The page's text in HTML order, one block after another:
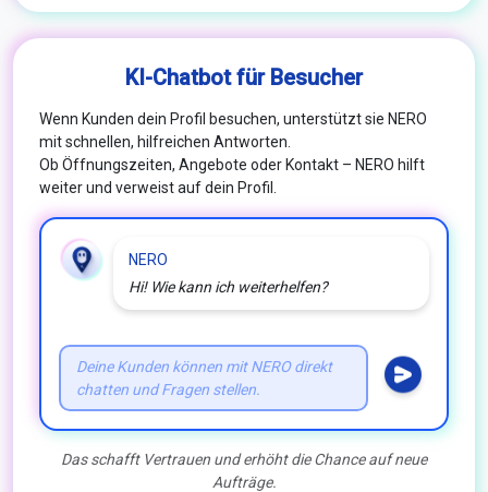
KI-Chatbot für Besucher
Wenn Kunden dein Profil besuchen, unterstützt sie NERO
mit schnellen, hilfreichen Antworten.
Ob Öffnungszeiten, Angebote oder Kontakt – NERO hilft
weiter und verweist auf dein Profil.
NERO
Hi! Wie kann ich weiterhelfen?
Deine Kunden können mit NERO direkt
chatten und Fragen stellen.
Das schafft Vertrauen und erhöht die Chance auf neue
Aufträge.